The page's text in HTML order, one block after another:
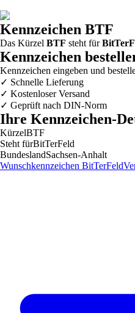
Kennzeichen BTF
Das Kürzel BTF steht für
Kennzeichen
Kennzeichen eingeben und
✓ Schnelle Lieferung
✓ Kostenloser Versand
✓ Geprüft nach DIN-Norm
Ihre Kennzeichen-
KürzelBTF
Steht fürBitTerFeld
BundeslandSachsen-Anhalt
Wunschkennzeichen BitTerFeld